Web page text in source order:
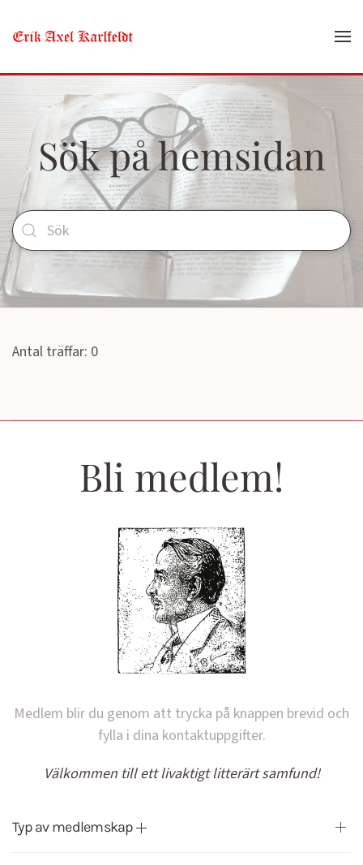
Skip to main content
Sök på hemsidan
Antal träffar: 0
Bli medlem!
Medlem blir du genom att trycka på knappen brevid och
fylla i dina kontaktuppgifter.
Välkommen till ett livaktigt litterärt samfund!
Typ av medlemskap